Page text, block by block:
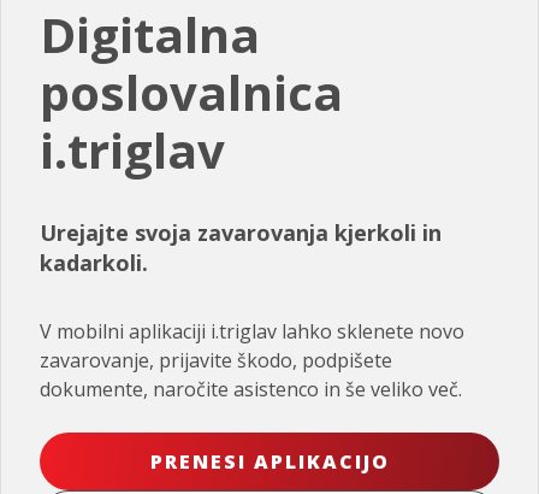
Digitalna
poslovalnica
i.triglav
Urejajte svoja zavarovanja kjerkoli in
kadarkoli.
V mobilni aplikaciji i.triglav lahko sklenete novo
zavarovanje, prijavite škodo, podpišete
dokumente, naročite asistenco in še veliko več.
PRENESI APLIKACIJO